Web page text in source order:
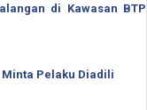
di Kawasan BTP
Minta Pelaku Diadili